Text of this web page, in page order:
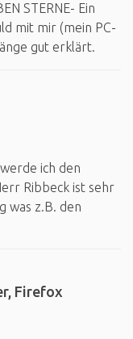
STERNE- Ein
mit mir (mein PC-
gut erklärt.
ich den
Ribbeck ist sehr
was z.B. den
Firefox